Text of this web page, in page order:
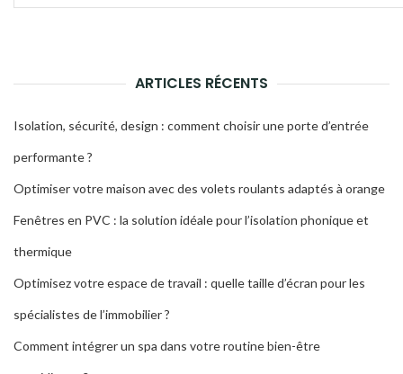
ARTICLES RÉCENTS
Isolation, sécurité, design : comment choisir une porte d’entrée
performante ?
Optimiser votre maison avec des volets roulants adaptés à orange
Fenêtres en PVC : la solution idéale pour l’isolation phonique et
thermique
Optimisez votre espace de travail : quelle taille d’écran pour les
spécialistes de l’immobilier ?
Comment intégrer un spa dans votre routine bien-être